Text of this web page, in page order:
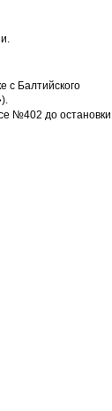
с Балтийского
№402 до остановки